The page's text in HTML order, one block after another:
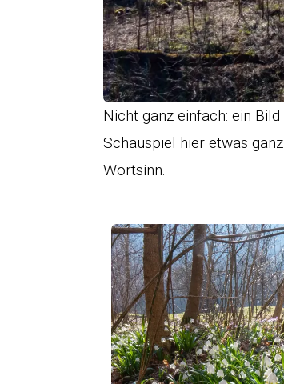
Nicht ganz einfach: ein
Schauspiel hier etwas
Wortsinn.